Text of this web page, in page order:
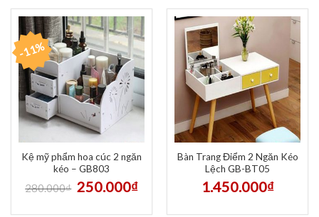
-11%
Kệ mỹ phẩm hoa cúc 2 ngăn
kéo – GB803
280.000₫ 250.000₫
Bàn Trang Điểm 2 Ngăn Kéo
Lệch GB-BT05
1.450.000₫